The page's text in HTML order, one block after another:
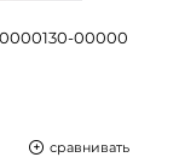
00000
сравнивать